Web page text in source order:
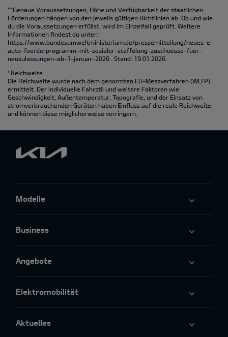
**Genaue Voraussetzungen, Höhe und Verfügbarkeit der staatlichen
Förderungen hängen von den jeweils gültigen Richtlinien ab. Ob und wie
du die Voraussetzungen erfüllst, wird im Einzelfall geprüft. Weitere
Informationen findest du unter:
https://www.bundesumweltministerium.de/pressemitteilung/neues-e-
auto-foerderprogramm-mit-sozialer-staffelung-zuschuesse-fuer-
neuzulassungen-ab-1-januar-2026 . Stand: 19.01.2026.
¹ Reichweite
Die Reichweite wurde nach dem genormten EU-Messverfahren (WLTP)
ermittelt. Der individuelle Fahrstil und weitere Faktoren wie
Geschwindigkeit, Außentemperatur, Topografie‚ und der Einsatz von
stromverbrauchenden Geräten haben Einfluss auf die reale Reichweite
und können diese möglicherweise verringern.
Modelle
Business
Angebote
Elektromobilität
Aktuelles